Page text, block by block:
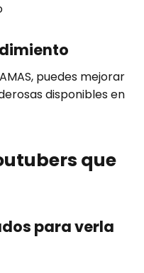
puedes mejorar
disponibles en
que
para verla